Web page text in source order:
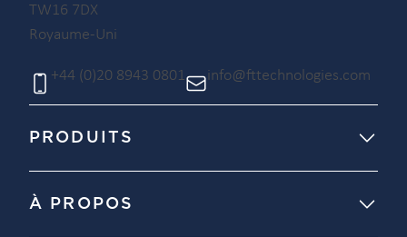
TW16 7DX
Royaume-Uni
+44 (0)20 8943 0801 info@fttechnologies.com
PRODUITS
À PROPOS